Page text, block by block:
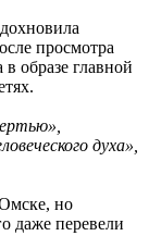
просмотра
образе главной
духа»,
но
даже перевели